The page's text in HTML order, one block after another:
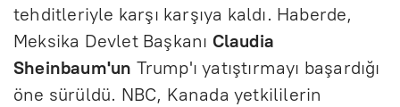
tehditleriyle karşı karşıya kaldı. Haberde,
Meksika Devlet Başkanı Claudia
Sheinbaum'un Trump'ı yatıştırmayı başardığı
öne sürüldü. NBC, Kanada yetkililerin